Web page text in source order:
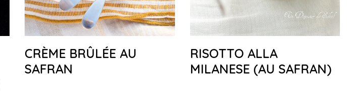
CRÈME BRÛLÉE AU
SAFRAN
RISOTTO ALLA
MILANESE (AU SAFRAN)